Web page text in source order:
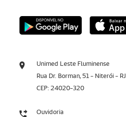
Unimed Leste Fluminense
Rua Dr. Borman, 51 - Niterói - RJ
CEP: 24020-320
Ouvidoria